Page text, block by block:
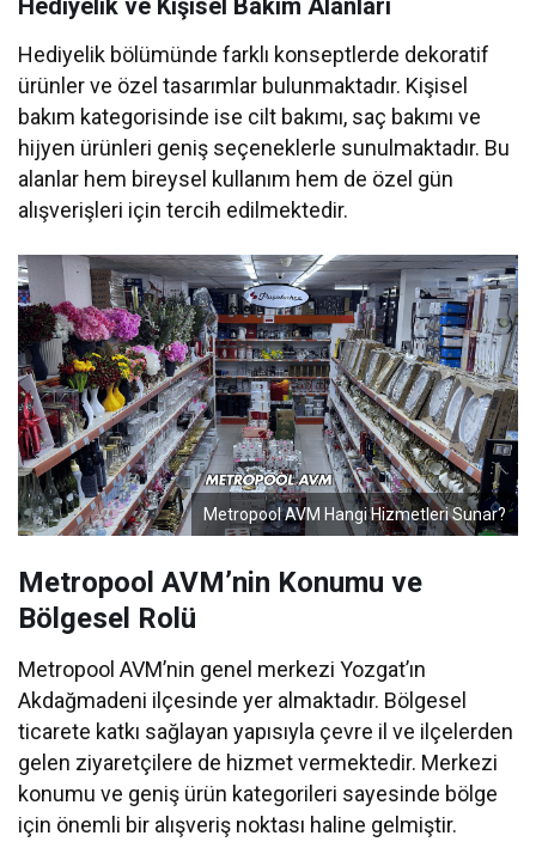
Hediyelik ve Kişisel Bakım Alanları
Hediyelik bölümünde farklı konseptlerde dekoratif
ürünler ve özel tasarımlar bulunmaktadır. Kişisel
bakım kategorisinde ise cilt bakımı, saç bakımı ve
hijyen ürünleri geniş seçeneklerle sunulmaktadır. Bu
alanlar hem bireysel kullanım hem de özel gün
alışverişleri için tercih edilmektedir.
Metropool AVM Hangi Hizmetleri Sunar?
Metropool AVM’nin Konumu ve
Bölgesel Rolü
Metropool AVM’nin genel merkezi Yozgat’ın
Akdağmadeni ilçesinde yer almaktadır. Bölgesel
ticarete katkı sağlayan yapısıyla çevre il ve ilçelerden
gelen ziyaretçilere de hizmet vermektedir. Merkezi
konumu ve geniş ürün kategorileri sayesinde bölge
için önemli bir alışveriş noktası haline gelmiştir.